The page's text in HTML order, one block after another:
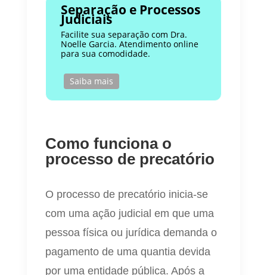
Separação e Processos
Judiciais
Facilite sua separação com Dra.
Noelle Garcia. Atendimento online
para sua comodidade.
Saiba mais
Como funciona o
processo de precatório
O processo de precatório inicia-se
com uma ação judicial em que uma
pessoa física ou jurídica demanda o
pagamento de uma quantia devida
por uma entidade pública. Após a